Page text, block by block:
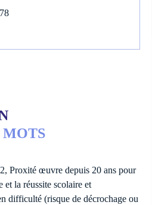
MOTS
Proxité œuvre depuis 20 ans pour
et la réussite scolaire et
difficulté (risque de décrochage ou